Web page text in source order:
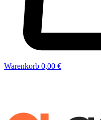
Warenkorb 0,00 €